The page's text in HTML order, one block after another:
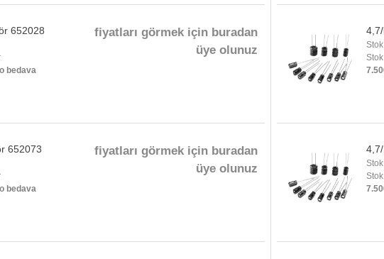
652028
bedava
fiyatları görmek için buradan
üye olunuz
652073
bedava
fiyatları görmek için buradan
üye olunuz